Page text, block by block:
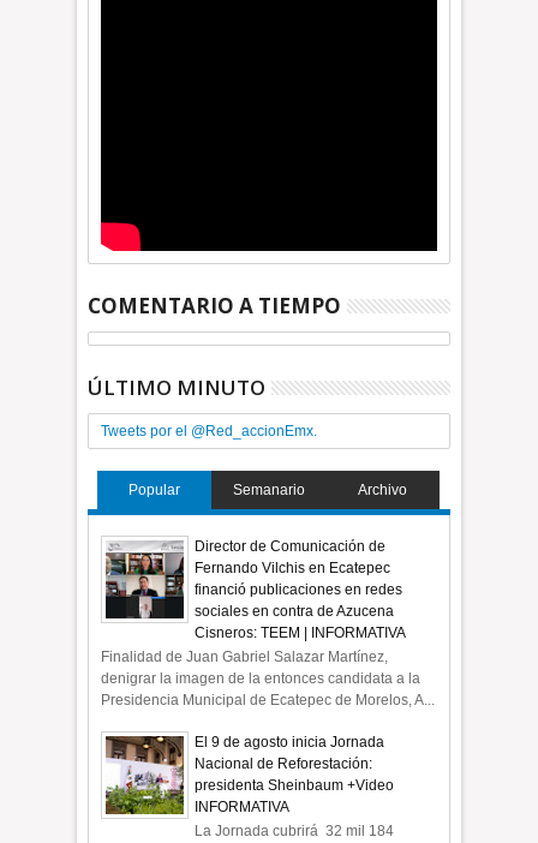
COMENTARIO A TIEMPO
ÚLTIMO MINUTO
Tweets por el @Red_accionEmx.
Popular Semanario Archivo
Director de Comunicación de
Fernando Vilchis en Ecatepec
financió publicaciones en redes
sociales en contra de Azucena
Cisneros: TEEM | INFORMATIVA
Finalidad de Juan Gabriel Salazar Martínez,
denigrar la imagen de la entonces candidata a la
Presidencia Municipal de Ecatepec de Morelos, A...
El 9 de agosto inicia Jornada
Nacional de Reforestación:
presidenta Sheinbaum +Video
INFORMATIVA
La Jornada cubrirá 32 mil 184